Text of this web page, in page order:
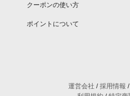
クーポンの使い方
ポイントについて
運営会社 / 採用情報 /